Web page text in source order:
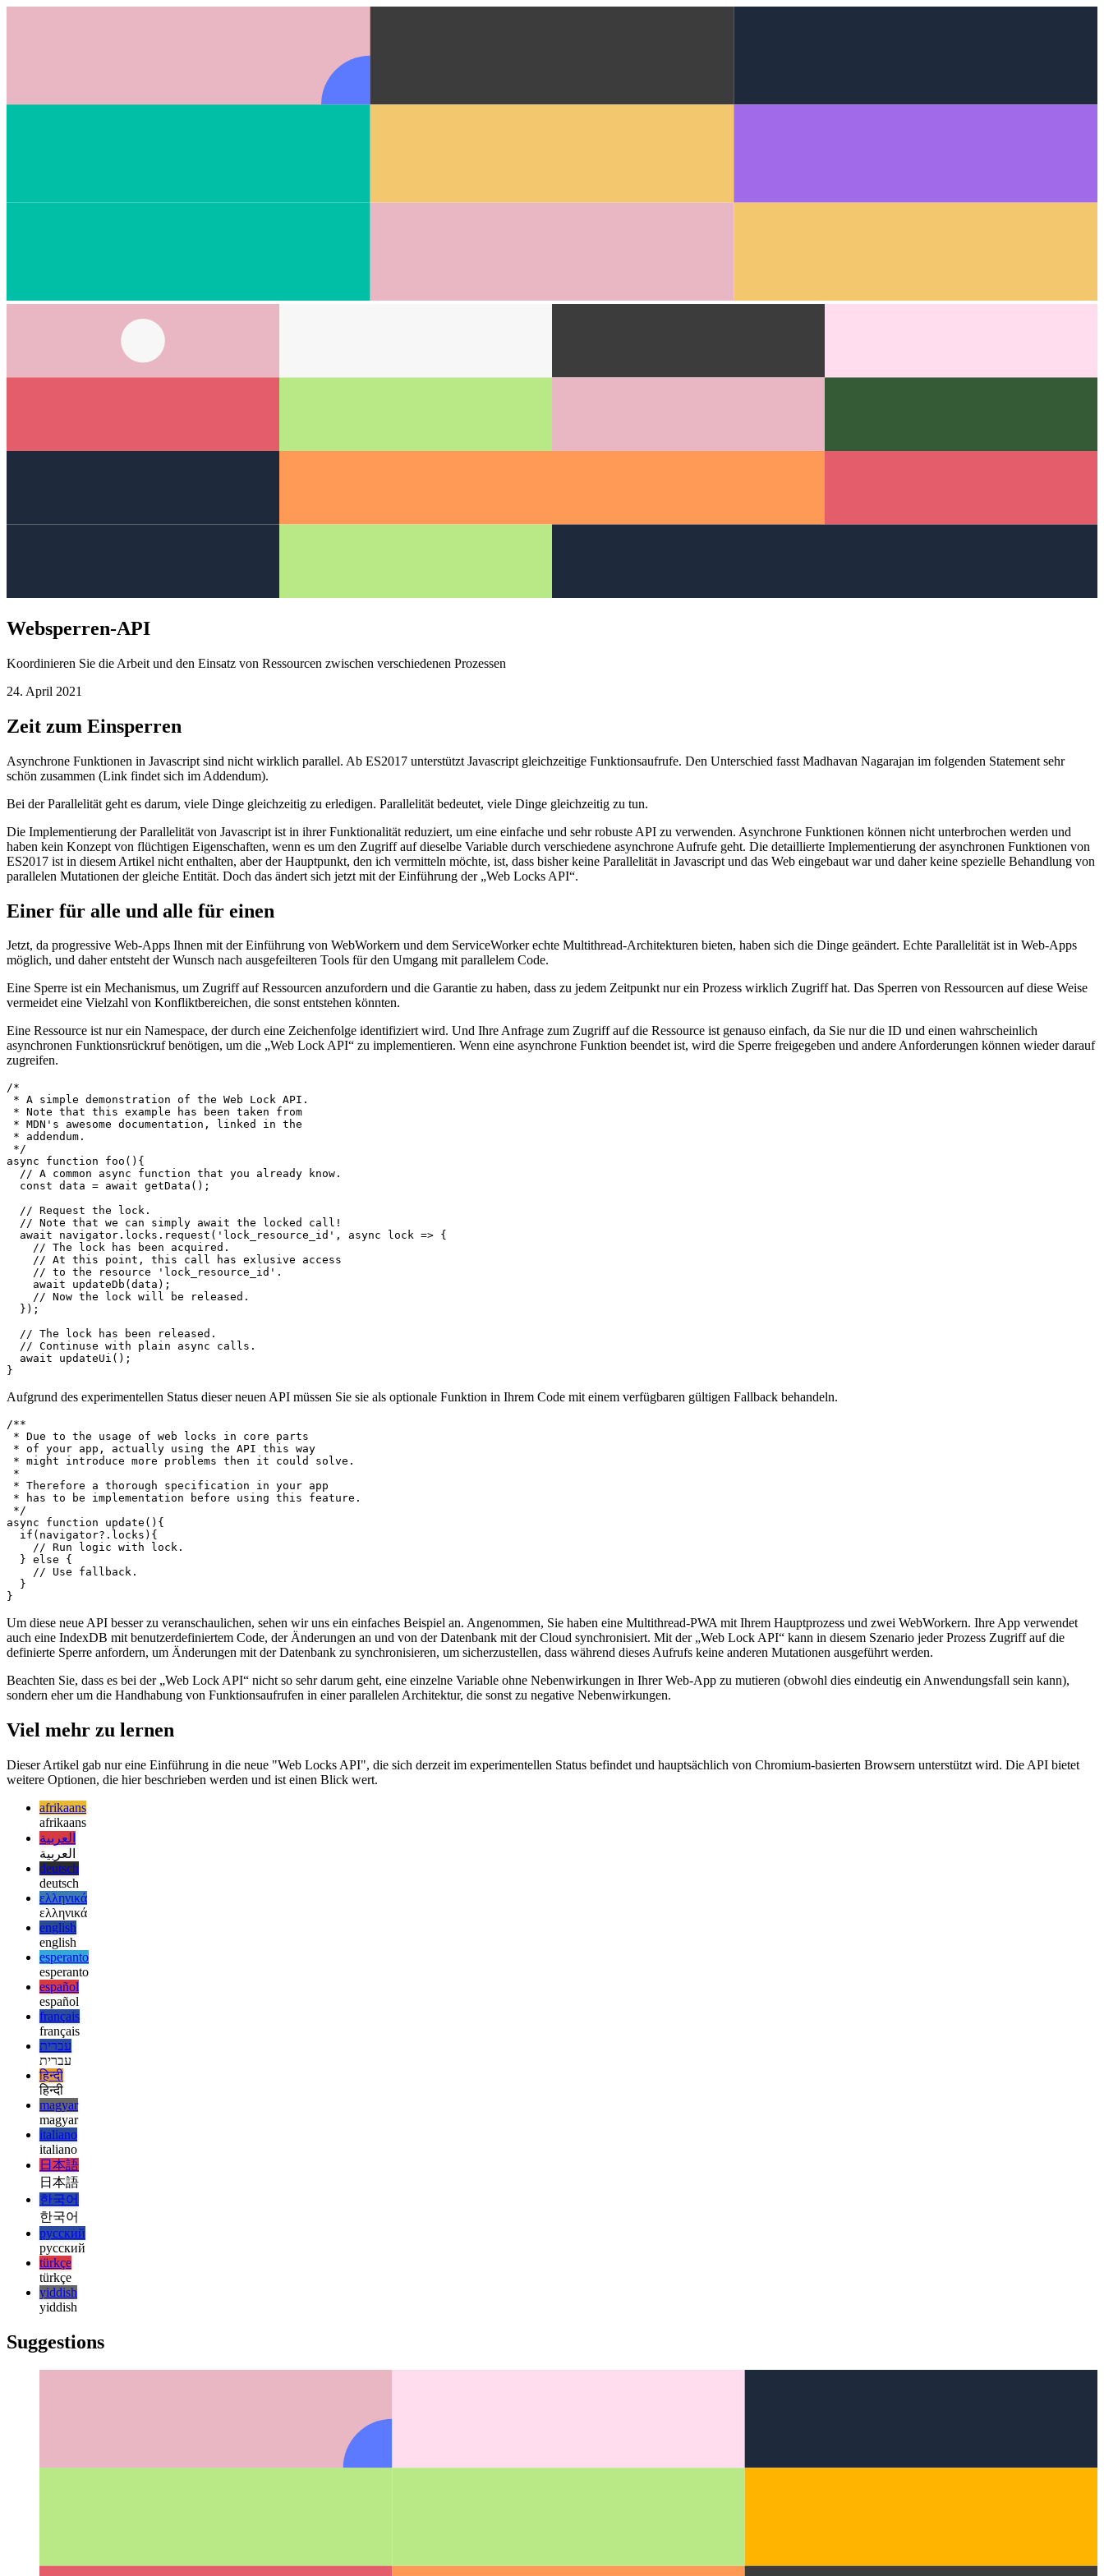
Websperren-API
Koordinieren Sie die Arbeit und den Einsatz von Ressourcen zwischen verschiedenen Prozessen
24. April 2021
Zeit zum Einsperren
Asynchrone Funktionen in Javascript sind nicht wirklich parallel. Ab ES2017 unterstützt Javascript gleichzeitige Funktionsaufrufe. Den Unterschied fasst Madhavan Nagarajan im folgenden Statement sehr
schön zusammen (Link findet sich im Addendum).
Bei der Parallelität geht es darum, viele Dinge gleichzeitig zu erledigen. Parallelität bedeutet, viele Dinge gleichzeitig zu tun.
Die Implementierung der Parallelität von Javascript ist in ihrer Funktionalität reduziert, um eine einfache und sehr robuste API zu verwenden. Asynchrone Funktionen können nicht unterbrochen werden und
haben kein Konzept von flüchtigen Eigenschaften, wenn es um den Zugriff auf dieselbe Variable durch verschiedene asynchrone Aufrufe geht. Die detaillierte Implementierung der asynchronen Funktionen von
ES2017 ist in diesem Artikel nicht enthalten, aber der Hauptpunkt, den ich vermitteln möchte, ist, dass bisher keine Parallelität in Javascript und das Web eingebaut war und daher keine spezielle Behandlung von
parallelen Mutationen der gleiche Entität. Doch das ändert sich jetzt mit der Einführung der „Web Locks API“.
Einer für alle und alle für einen
Jetzt, da progressive Web-Apps Ihnen mit der Einführung von WebWorkern und dem ServiceWorker echte Multithread-Architekturen bieten, haben sich die Dinge geändert. Echte Parallelität ist in Web-Apps
möglich, und daher entsteht der Wunsch nach ausgefeilteren Tools für den Umgang mit parallelem Code.
Eine Sperre ist ein Mechanismus, um Zugriff auf Ressourcen anzufordern und die Garantie zu haben, dass zu jedem Zeitpunkt nur ein Prozess wirklich Zugriff hat. Das Sperren von Ressourcen auf diese Weise
vermeidet eine Vielzahl von Konfliktbereichen, die sonst entstehen könnten.
Eine Ressource ist nur ein Namespace, der durch eine Zeichenfolge identifiziert wird. Und Ihre Anfrage zum Zugriff auf die Ressource ist genauso einfach, da Sie nur die ID und einen wahrscheinlich
asynchronen Funktionsrückruf benötigen, um die „Web Lock API“ zu implementieren. Wenn eine asynchrone Funktion beendet ist, wird die Sperre freigegeben und andere Anforderungen können wieder darauf
zugreifen.
/*
* A simple demonstration of the Web Lock API.
* Note that this example has been taken from
* MDN's awesome documentation, linked in the
* addendum.
*/
  // A common async function that you already know.
  const data = await getData();
  // Request the lock.
  // Note that we can simply await the locked call!
  await navigator.locks.request('lock_resource_id', async lock => {
    // The lock has been acquired.
    // At this point, this call has exlusive access
    // to the resource 'lock_resource_id'.
    // Now the lock will be released.
  });
  // The lock has been released.
  await updateUi();
Aufgrund des experimentellen Status dieser neuen API müssen Sie sie als optionale Funktion in Ihrem Code mit einem verfügbaren gültigen Fallback behandeln.
/**
* Due to the usage of web locks in core parts
* of your app, actually using the API this way
* might introduce more problems then it could solve.
*
* Therefore a thorough specification in your app
* has to be implementation before using this feature.
async function update(){
  if(navigator?.locks){
    // Run logic with lock.
  } else {
  }
Um diese neue API besser zu veranschaulichen, sehen wir uns ein einfaches Beispiel an. Angenommen, Sie haben eine Multithread-PWA mit Ihrem Hauptprozess und zwei WebWorkern. Ihre App verwendet
auch eine IndexDB mit benutzerdefiniertem Code, der Änderungen an und von der Datenbank mit der Cloud synchronisiert. Mit der „Web Lock API“ kann in diesem Szenario jeder Prozess Zugriff auf die
definierte Sperre anfordern, um Änderungen mit der Datenbank zu synchronisieren, um sicherzustellen, dass während dieses Aufrufs keine anderen Mutationen ausgeführt werden.
Beachten Sie, dass es bei der „Web Lock API“ nicht so sehr darum geht, eine einzelne Variable ohne Nebenwirkungen in Ihrer Web-App zu mutieren (obwohl dies eindeutig ein Anwendungsfall sein kann),
sondern eher um die Handhabung von Funktionsaufrufen in einer parallelen Architektur, die sonst zu negative Nebenwirkungen.
Viel mehr zu lernen
Dieser Artikel gab nur eine Einführung in die neue "Web Locks API", die sich derzeit im experimentellen Status befindet und hauptsächlich von Chromium-basierten Browsern unterstützt wird. Die API bietet
weitere Optionen, die hier beschrieben werden und ist einen Blick wert.
afrikaans
afrikaans
العربية
العربية
deutsch
deutsch
ελληνικά
ελληνικά
english
english
esperanto
esperanto
español
español
français
français
עברית
עברית
हिन्दी
हिन्दी
magyar
magyar
italiano
italiano
日本語
日本語
한국어
한국어
русский
русский
türkçe
türkçe
yiddish
yiddish